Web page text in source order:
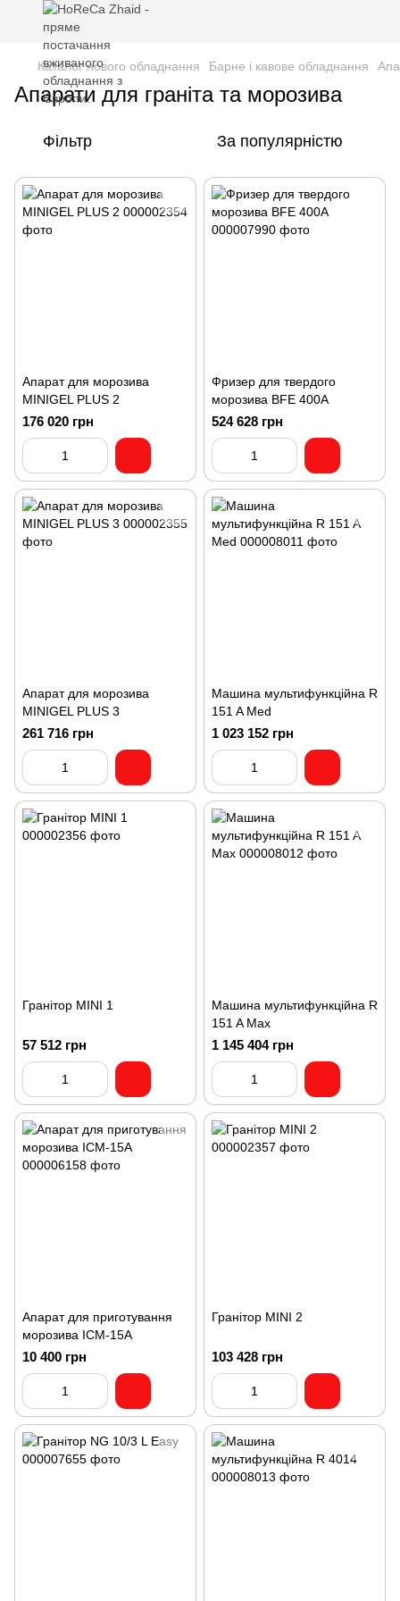
Каталог нового обладнання Барне і кавове обладнання
Апарати для граніта та морозива
Фільтр За популярністю
Апарат для морозива
MINIGEL PLUS 2
176 020 грн
Фризер для твердого
морозива BFE 400A
524 628 грн
Апарат для морозива
MINIGEL PLUS 3
261 716 грн
Машина мультифункційна R
151 A Med
1 023 152 грн
Гранітор MINI 1
57 512 грн
Машина мультифункційна R
151 A Max
1 145 404 грн
Апарат для приготування
морозива ICM-15A
10 400 грн
Гранітор MINI 2
103 428 грн